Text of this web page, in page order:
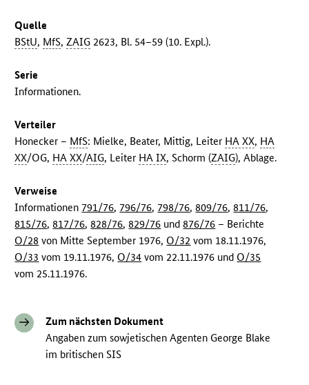
Quelle
BStU, MfS,ZAIG 2623, Bl. 54–59 (10. Expl.).
Serie
Informationen.
Verteiler
Honecker – MfS: Mielke, Beater, Mittig, Leiter HA XX, HA
XX/OG, HA XX/AIG, Leiter HA IX, Schorm (ZAIG), Ablage.
Verweise
Informationen 791/76, 796/76, 798/76,809/76,811/76,
815/76,817/76,828/76,829/76 und876/76 – Berichte
O/28 von Mitte September 1976, O/32 vom 18.11.1976,
O/33 vom 19.11.1976, O/34 vom 22.11.1976 und O/35
vom 25.11.1976.
Zum nächsten Dokument
Angaben zum sowjetischen Agenten George Blake
im britischen SIS